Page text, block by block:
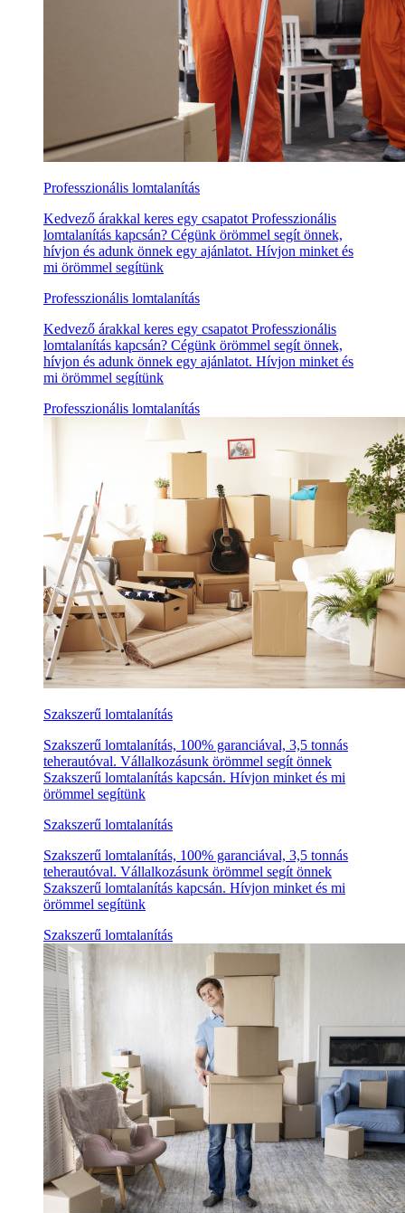
Professzionális lomtalanítás
Kedvező árakkal keres egy csapatot Professzionális
lomtalanítás kapcsán? Cégünk örömmel segít önnek,
hívjon és adunk önnek egy ajánlatot. Hívjon minket és
mi örömmel segítünk
Professzionális lomtalanítás
Kedvező árakkal keres egy csapatot Professzionális
lomtalanítás kapcsán? Cégünk örömmel segít önnek,
hívjon és adunk önnek egy ajánlatot. Hívjon minket és
mi örömmel segítünk
Professzionális lomtalanítás
Szakszerű lomtalanítás
Szakszerű lomtalanítás, 100% garanciával, 3,5 tonnás
teherautóval. Vállalkozásunk örömmel segít önnek
Szakszerű lomtalanítás kapcsán. Hívjon minket és mi
örömmel segítünk
Szakszerű lomtalanítás
Szakszerű lomtalanítás, 100% garanciával, 3,5 tonnás
teherautóval. Vállalkozásunk örömmel segít önnek
Szakszerű lomtalanítás kapcsán. Hívjon minket és mi
örömmel segítünk
Szakszerű lomtalanítás